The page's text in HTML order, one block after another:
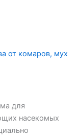
от комаров, мух
для
насекомых